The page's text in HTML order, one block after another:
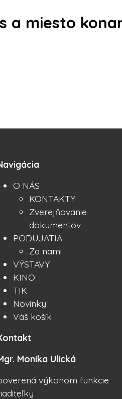
a miesto
O NÁS
KONTAKTY
Zverejňovanie
dokumentov
PODUJATIA
Za nami
VÝSTAVY
KINO
TIK
Novinky
Váš košík
Monika Ulická
výkonom funkcie